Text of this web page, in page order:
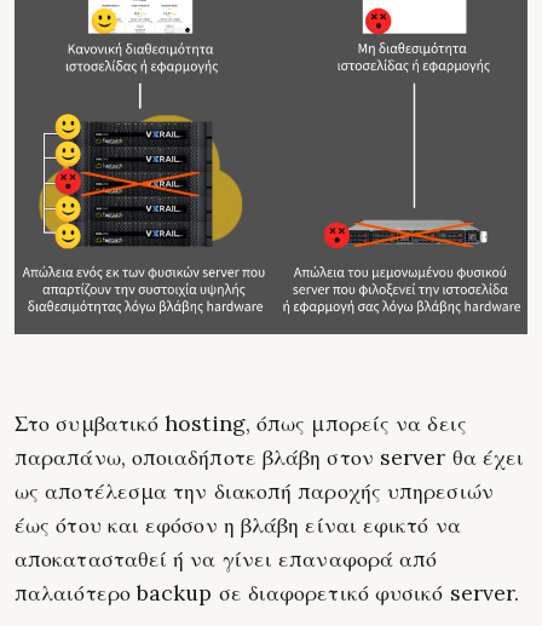
Στο συμβατικό hosting, όπως μπορείς να δεις
παραπάνω, οποιαδήποτε βλάβη στον server θα έχει
ως αποτέλεσμα την διακοπή παροχής υπηρεσιών
έως ότου και εφόσον η βλάβη είναι εφικτό να
αποκατασταθεί ή να γίνει επαναφορά από
παλαιότερο backup σε διαφορετικό φυσικό server.